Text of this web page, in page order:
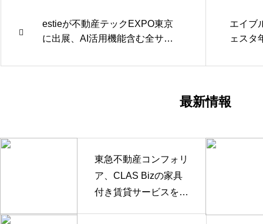
estieが不動産テックEXPO東京
に出展、AI活用機能含む全サー
エイブ
ェスタ
最新情報
東急不動産コンフォリ
ア、CLAS Bizの家具
付き賃貸サービスを採